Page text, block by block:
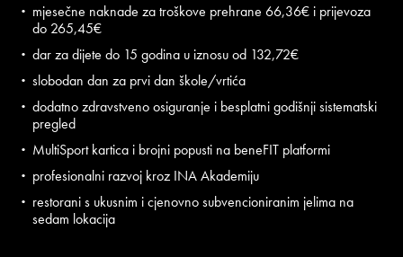
mjesečne naknade za troškove prehrane 66,36€ i prijevoza
do 265,45€
dar za dijete do 15 godina u iznosu od 132,72€
slobodan dan za prvi dan škole/vrtića
dodatno zdravstveno osiguranje i besplatni godišnji sistematski
pregled
MultiSport kartica i brojni popusti na beneFIT platformi
profesionalni razvoj kroz INA Akademiju
restorani s ukusnim i cjenovno subvencioniranim jelima na
sedam lokacija